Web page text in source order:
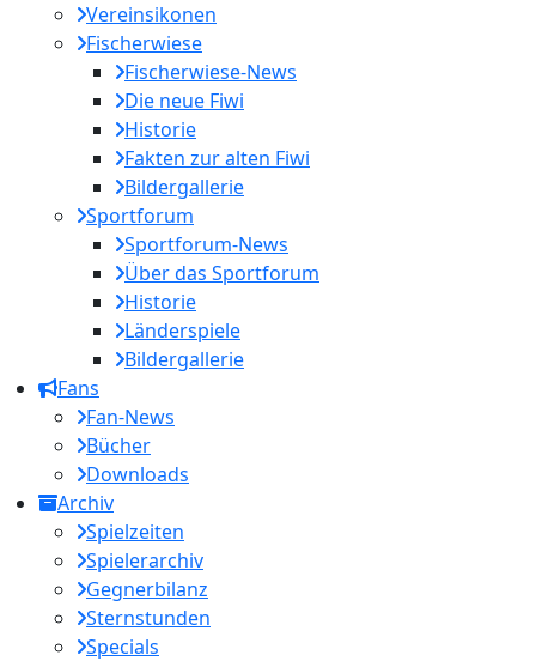
Vereinsikonen
Fischerwiese
Fischerwiese-News
Die neue Fiwi
Historie
Fakten zur alten Fiwi
Bildergallerie
Sportforum
Sportforum-News
Über das Sportforum
Historie
Länderspiele
Bildergallerie
Fans
Fan-News
Bücher
Downloads
Archiv
Spielzeiten
Spielerarchiv
Gegnerbilanz
Sternstunden
Specials